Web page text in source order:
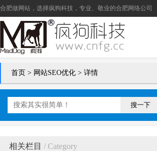
合肥做网站 ，选择疯狗科技，专业、敬业的合肥网络公司
首页 > 网站SEO优化 > 详情
搜一下
相关栏目 / Category